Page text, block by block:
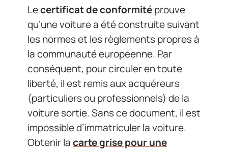
Lecertificat de conformitéprouve
qu’une voiture a été construite suivant
les normes et les règlements propres à
la communauté européenne. Par
conséquent, pour circuler en toute
liberté, il est remis aux acquéreurs
(particuliers ou professionnels) de la
voiture sortie. Sans ce document, il est
impossible d’immatriculer la voiture.
Obtenir lacarte grise pour une